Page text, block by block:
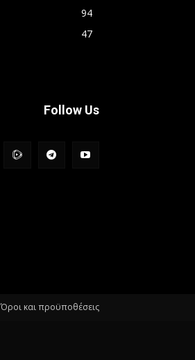
94
47
Follow Us
Όροι και προϋποθέσεις